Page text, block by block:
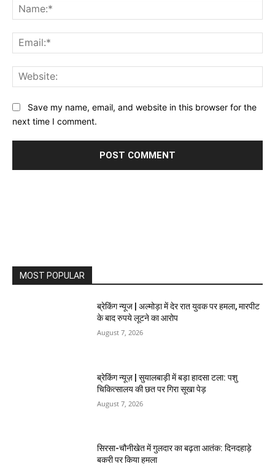
Save my name, email, and website in this browser for the
next time I comment.
MOST POPULAR
ब्रेकिंग न्यूज | अल्मोड़ा में देर रात युवक पर हमला, मारपीट
के बाद रुपये लूटने का आरोप
August 7, 2026
ब्रेकिंग न्यूज़ | सुयालबाड़ी में बड़ा हादसा टला: पशु
चिकित्सालय की छत पर गिरा सूखा पेड़
August 7, 2026
सिरसा-चौनीखेत में गुलदार का बढ़ता आतंक: दिनदहाड़े
बकरी पर किया हमला